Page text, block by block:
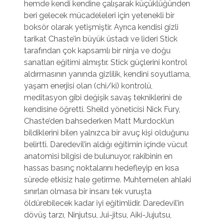
hemde kendi kendine çalışarak küçüklüğünden
beri gelecek mücadeleleri için yetenekli bir
boksör olarak yetişmiştir. Ayrıca kendisi gizli
tarikat Chaste’in büyük üstadı ve lideri Stick
tarafından çok kapsamlı bir ninja ve doğu
sanatları eğitimi almıştır. Stick güçlerini kontrol
aldırmasının yanında gizlilik, kendini soyutlama,
yaşam enerjisi olan (chi/ki) kontrolü,
meditasyon gibi değişik savaş tekniklerini de
kendisine öğretti. Sheild yöneticisi Nick Fury,
Chaste’den bahsederken Matt Murdock’un
bildiklerini bilen yalnızca bir avuç kişi olduğunu
belirtti. Daredevil’in aldığı eğitimin içinde vücut
anatomisi bilgisi de bulunuyor, rakibinin en
hassas basınç noktalarını hedefleyip en kısa
sürede etkisiz hale getirme. Muhtemelen ahlaki
sınırları olmasa bir insanı tek vuruşta
öldürebilecek kadar iyi eğitimlidir. Daredevil’in
dövüş tarzı, Ninjutsu, Jui-jitsu, Aiki-Jujutsu,